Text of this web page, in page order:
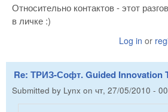
Относительно контактов - этот
в личке :)
Log in or
Re: ТРИЗ-Софт. Guided Innovation
Submitted by Lynx on чт, 27/05/2010 -